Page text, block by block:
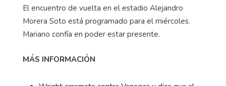
El encuentro de vuelta en el estadio Alejandro
Morera Soto está programado para el miércoles.
Mariano confía en poder estar presente.
MÁS INFORMACIÓN